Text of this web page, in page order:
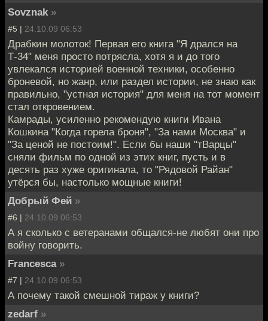
Sovznak »
#5 | 24.10.09 06:53
Драбкин молоток! Первая его книга "Я дрался на
Т-34" меня просто потрясла, хотя я и до того
увлекался историей военной техники, особенно
броневой, но жанр, или раздел истории, не знаю как
правильно, "устная история" для меня на тот момент
стал откровением.
Камрады, усиленно рекомендую книги Ивана
Кошкина "Когда горела броня", "За нами Москва" и
"За ценой не постоим!". Если бы наши "тВарцы"
сняли фильм по одной из этих книг, пусть и в
десять раз хуже оригинала, то "Рядовой Райан"
утёрся бы, настолько мощные книги!
Добрый Фей »
#6 | 24.10.09 06:53
А я сколько с ветеранами общался-не любят они про
войну говорить.
Francesca »
#7 | 24.10.09 06:53
А почему такой смешной тираж у книги?
zedarf »